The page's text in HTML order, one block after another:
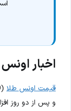
اخبار
قیمت اونس طلا